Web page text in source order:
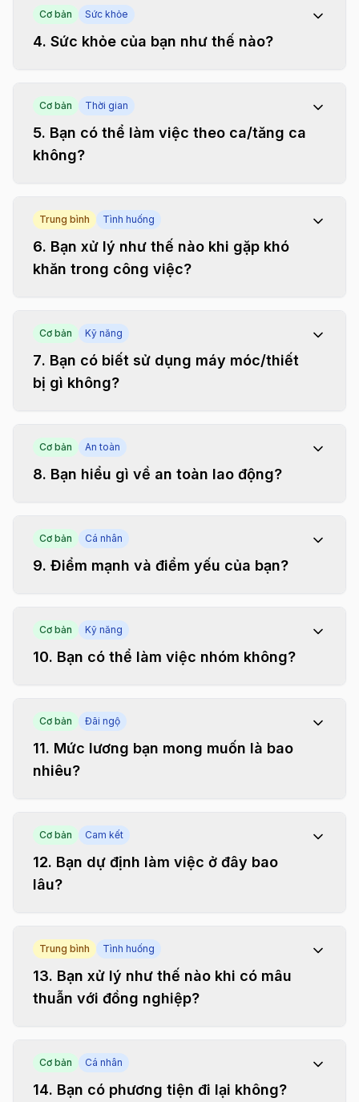
Cơ bản Sức khỏe
4. Sức khỏe của bạn như thế nào?
Cơ bản Thời gian
5. Bạn có thể làm việc theo ca/tăng ca
không?
Trung bình Tình huống
6. Bạn xử lý như thế nào khi gặp khó
khăn trong công việc?
Cơ bản Kỹ năng
7. Bạn có biết sử dụng máy móc/thiết
bị gì không?
Cơ bản An toàn
8. Bạn hiểu gì về an toàn lao động?
Cơ bản Cá nhân
9. Điểm mạnh và điểm yếu của bạn?
Cơ bản Kỹ năng
10. Bạn có thể làm việc nhóm không?
Cơ bản Đãi ngộ
11. Mức lương bạn mong muốn là bao
nhiêu?
Cơ bản Cam kết
12. Bạn dự định làm việc ở đây bao
lâu?
Trung bình Tình huống
13. Bạn xử lý như thế nào khi có mâu
thuẫn với đồng nghiệp?
Cơ bản Cá nhân
14. Bạn có phương tiện đi lại không?